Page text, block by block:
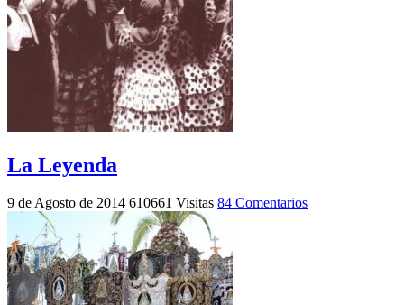
La Leyenda
9 de Agosto de 2014 610661 Visitas 84 Comentarios